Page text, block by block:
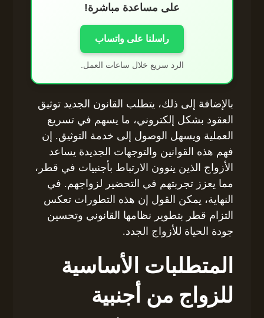
على مساعدة مباشرة!
راسلنا على واتساب
الرد سريع خلال ساعات العمل.
بالإضافة إلى ذلك، يتطلب القانون الجديد توثيق
العقود بشكل إلكتروني، ما يسهم في تسريع
العملية ويسهل الوصول إلى خدمة التوثيق. إن
فهم هذه القوانين والتوجهات الجديدة يساعد
الأزواج الذين ينوون الارتباط بأجنبيات في قطر،
مما يعزز تجربتهم في التحضير لزواجهم. في
النهاية، يمكن القول إن هذه التطورات تعكس
التزام قطر بتطوير نظامها القانوني وتحسين
جودة الحياة للأزواج الجدد.
المتطلبات الأساسية
للزواج من أجنبية